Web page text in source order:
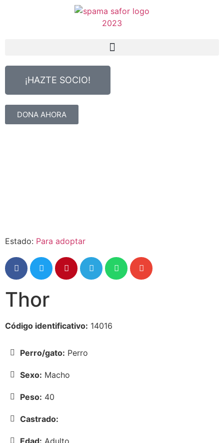
¡HAZTE SOCIO!
DONA AHORA
Estado: Para adoptar
Thor
Código identificativo: 14016
Perro/gato: Perro
Sexo: Macho
Peso: 40
Castrado:
Edad: Adulto